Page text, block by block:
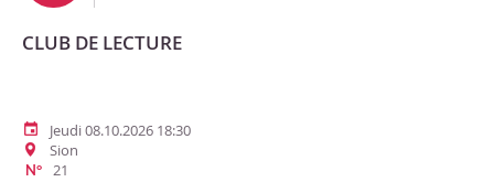
CLUB DE LECTURE
Jeudi 08.10.2026 18:30
Sion
N° 21